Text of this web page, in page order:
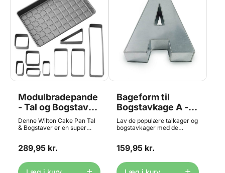
Modulbradepande
- Tal og Bogstaver,
Wilton
Denne Wilton Cake Pan Tal
& Bogstaver er en super
lave alle de bogstaver og tal,
fødselsdage og jubilæer. Et
"must have" som alle
289,95 kr.
Bageform til
Bogstavkage A -
35,6 cm høj,
Eurotins
Lav de populære talkager og
bogstavkager med de
er fremstillet i metal, og er
hele sortimentet med både
bogstaver og tal i den "lille"
159,95 kr.